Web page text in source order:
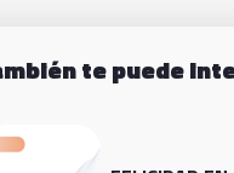
te puede